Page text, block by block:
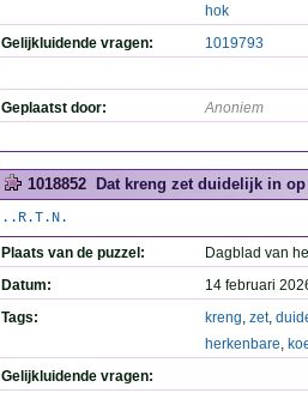
hok
Gelijkluidende vragen:
1019793
Geplaatst door: Anoniem
1018852 Dat kreng zet duidelijk in
..R.T.N.
Plaats van de puzzel:
Dagblad van
Datum:
14 februari
Tags:
kreng, zet,
herkenbare,
Gelijkluidende vragen: